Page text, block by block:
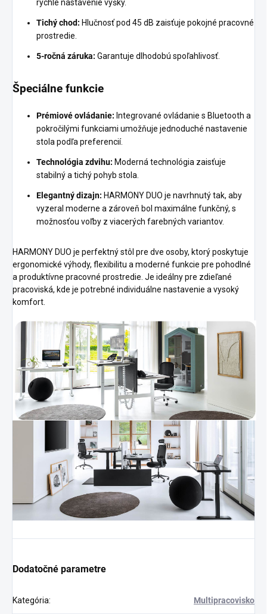
rýchle nastavenie výšky.
Tichý chod: Hlučnosť pod 45 dB zaisťuje pokojné pracovné
prostredie.
5-ročná záruka: Garantuje dlhodobú spoľahlivosť.
Špeciálne funkcie
Prémiové ovládanie: Integrované ovládanie s Bluetooth a
pokročilými funkciami umožňuje jednoduché nastavenie
stola podľa preferencií.
Technológia zdvihu: Moderná technológia zaisťuje
stabilný a tichý pohyb stola.
Elegantný dizajn: HARMONY DUO je navrhnutý tak, aby
vyzeral moderne a zároveň bol maximálne funkčný, s
možnosťou voľby z viacerých farebných variantov.
HARMONY DUO je perfektný stôl pre dve osoby, ktorý poskytuje
ergonomické výhody, flexibilitu a moderné funkcie pre pohodlné
a produktívne pracovné prostredie. Je ideálny pre zdieľané
pracoviská, kde je potrebné individuálne nastavenie a vysoký
komfort.
Dodatočné parametre
Kategória: Multipracovisko